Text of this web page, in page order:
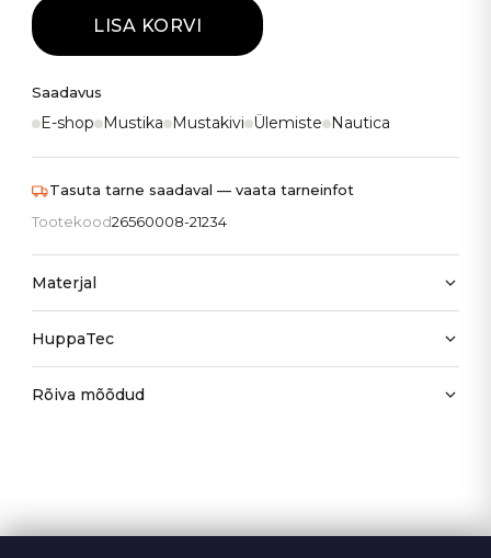
LISA KORVI
Saadavus
E-shop Mustika Mustakivi Ülemiste Nautica
Tasuta tarne saadaval — vaata tarneinfot
Tootekood26560008-21234
Materjal
HuppaTec
Rõiva mõõdud